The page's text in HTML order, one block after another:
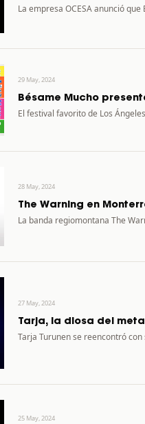
La empresa OCESA anunció
29 May, 2024
Bésame Mucho
El festival favorito de Los
28 May, 2024
The Warning en
La banda regiomontana The
27 May, 2024
Tarja, la diosa del
Tarja Turunen se reencontró
25 May, 2024